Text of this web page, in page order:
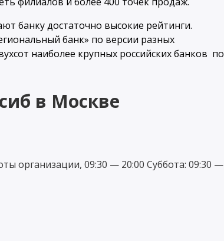
банку достаточно высокие рейтинги.
банк» по версии разных
наиболее крупных российских банков по
в Москве
организации, 09:30 — 20:00 Суббота: 09:30 —